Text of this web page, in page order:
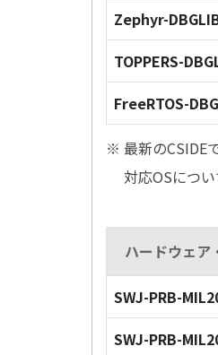
Zephyr-
TOPPERS-
FreeRTOS-
※ 最新のCSIDE
対応OSについ
ハードウェア
SWJ-PRB-
SWJ-PRB-